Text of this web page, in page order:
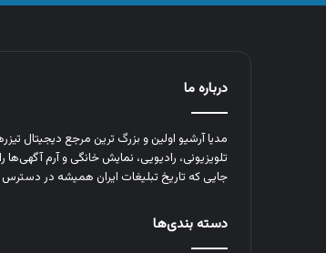
درباره ما
مدیا آرشیو اولین و بزرگ‌ ترین مرجع دیجیتال
تلویزیونی، رادیویی، نمایش خانگی و آرم‌
جایی که تاریخ تبلیغات ایران همیشه در
دسته بندی‌ها